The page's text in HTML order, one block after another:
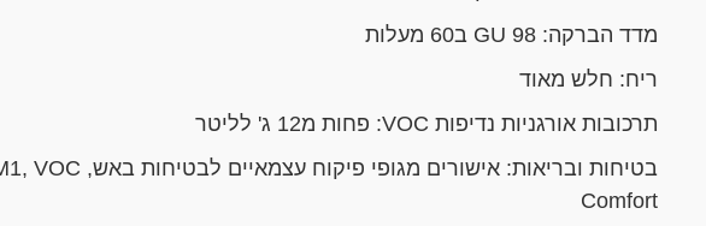
מדד הברקה: 98 GU ב60 מעלות
ריח: חלש מאוד
תרכובות אורגניות נדיפות VOC: פחות מ12 ג' לליטר
בטיחות ובריאות: אישורים מגופי פיקוח עצמאיים לבטיחות באש,
Comfort